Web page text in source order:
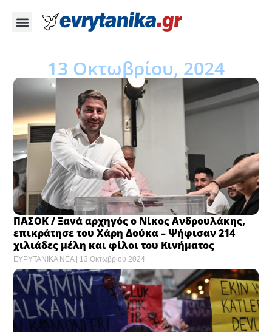
13 Οκτωβρίου, 2024
ΠΑΣΟΚ / Ξανά αρχηγός ο Νίκος Ανδρουλάκης,
επικράτησε του Χάρη Δούκα – Ψήφισαν 214
χιλιάδες μέλη και φίλοι του Κινήματος
ΕΥΡΥΤΑΝΙΚΑ ΝΕΑ 13 Οκτωβρίου 2024